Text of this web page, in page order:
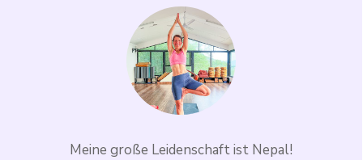
Meine große Leidenschaft ist Nepal!